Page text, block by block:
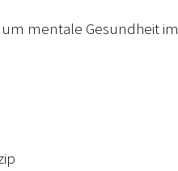
mentale Gesundheit im